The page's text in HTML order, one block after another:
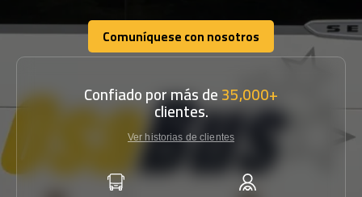
Comuníquese con nosotros
Comuníquese con nosotros
Confiado por más de35,000+
clientes.
Ver historias de clientes